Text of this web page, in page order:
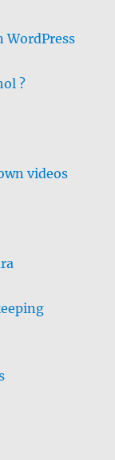
WordPress
?
videos